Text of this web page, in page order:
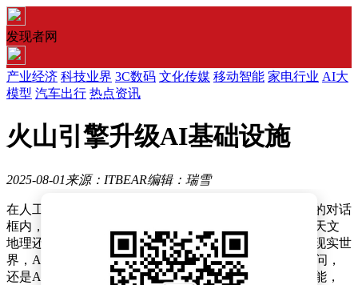
发现者网
产业经济 科技业界 3C数码 文化传媒 移动智能 家电行业 AI大
模型 汽车出行 热点资讯
火山引擎升级AI基础设施
2025-08-01 来源：ITBEAR编辑：瑞雪
在人工智能领域，一种鲜明的对比正日益凸显：在虚拟的对话
框内，AI仿佛无所不能，三秒成诗、五秒成文，无论是天文
地理还是法律医学，都显得游刃有余；然而，一旦踏入现实世
界，AI的表现却常常令人失望，无论是AI玩具的答非所问，
还是AI眼镜的场景识别偏差，甚至是基础的实时翻译功能，